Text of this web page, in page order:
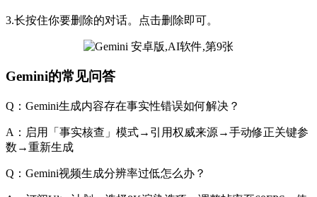
3.长按住你要删除的对话。点击删除即可。
Gemini的常见问答
Q：Gemini生成内容存在事实性错误如何解决？
A：启用「事实核查」模式→引用权威来源→手动修正关键参
数→重新生成
Q：Gemini视频生成分辨率过低怎么办？